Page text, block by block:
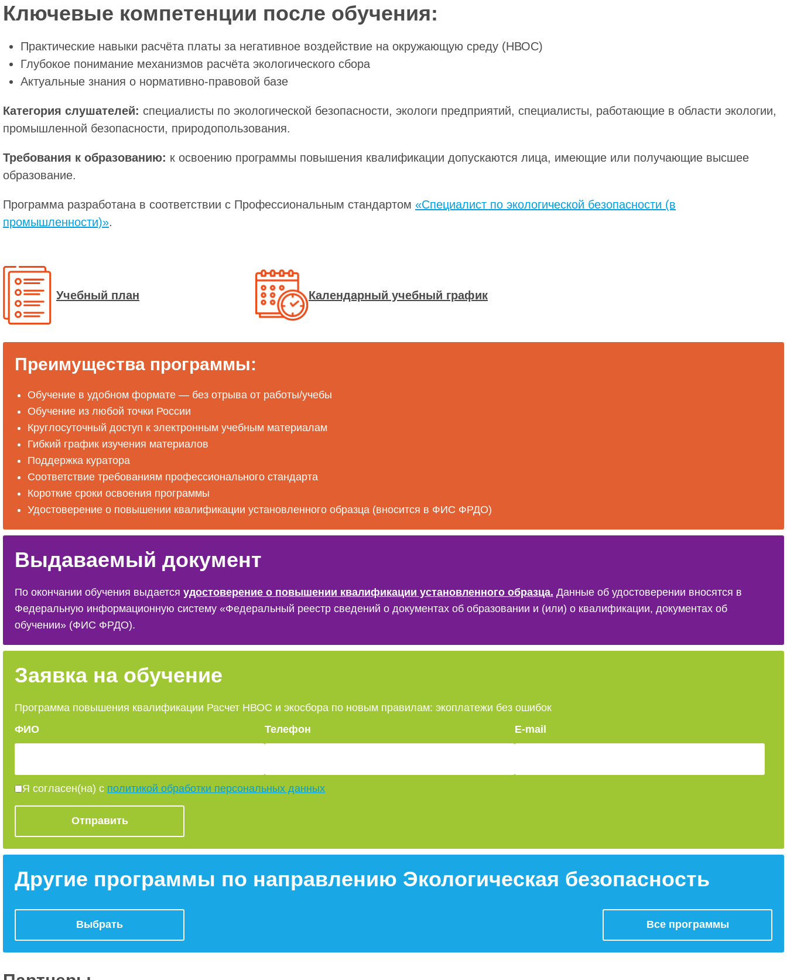
Ключевые компетенции после обучения:
Практические навыки расчёта платы за негативное воздействие на окружающую среду (НВОС)
Глубокое понимание механизмов расчёта экологического сбора
Актуальные знания о нормативно-правовой базе
Категория слушателей: специалисты по экологической безопасности, экологи предприятий, специалисты, работающие в области экологии,
промышленной безопасности, природопользования.
Требования к образованию: к освоению программы повышения квалификации допускаются лица, имеющие или получающие высшее
образование.
Программа разработана в соответствии с Профессиональным стандартом «Специалист по экологической безопасности (в
промышленности)».
Учебный план Календарный учебный график
Преимущества программы:
Обучение в удобном формате — без отрыва от работы/учебы
Обучение из любой точки России
Круглосуточный доступ к электронным учебным материалам
Гибкий график изучения материалов
Поддержка куратора
Соответствие требованиям профессионального стандарта
Короткие сроки освоения программы
Удостоверение о повышении квалификации установленного образца (вносится в ФИС ФРДО)
Выдаваемый документ
По окончании обучения выдается удостоверение о повышении квалификации установленного образца.
Федеральную информационную систему «Федеральный реестр сведений о документах об образовании и (или) о квалификации, документах об
обучении» (ФИС ФРДО).
Заявка на обучение
Программа повышения квалификации Расчет НВОС и экосбора по новым правилам: экоплатежи без ошибок
ФИО
Телефон E-mail
Я согласен(на) с политикой обработки персональных данных
Другие программы по направлению Экологическая безопасность
Выбрать Все программы